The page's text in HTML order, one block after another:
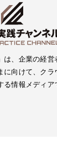
は、企業の経
に向けて、クラ
情報メディア